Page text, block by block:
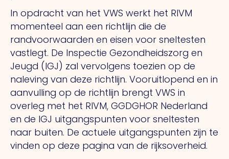
In opdracht van het VWS werkt het RIVM
momenteel aan een richtlijn die de
randvoorwaarden en eisen voor sneltesten
vastlegt. De Inspectie Gezondheidszorg en
Jeugd (IGJ) zal vervolgens toezien op de
naleving van deze richtlijn. Vooruitlopend en in
aanvulling op de richtlijn brengt VWS in
overleg met het RIVM, GGDGHOR Nederland
en de IGJ uitgangspunten voor sneltesten
naar buiten. De actuele uitgangspunten zijn te
vinden op deze pagina van de rijksoverheid.